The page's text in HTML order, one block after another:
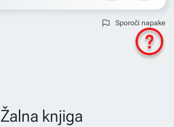
Sporoči napake
Žalna knjiga